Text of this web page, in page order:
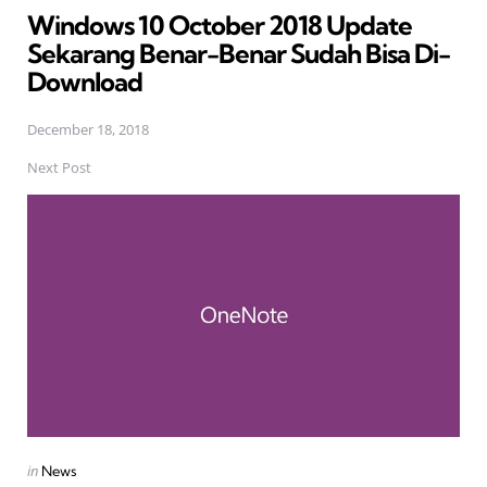
Windows 10 October 2018 Update
Sekarang Benar-Benar Sudah Bisa Di-
Download
December 18, 2018
Next Post
Posted
in News